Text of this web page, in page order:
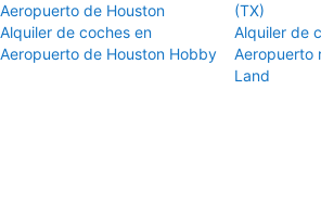
Aeropuerto de Houston
(TX)
Alquiler de coches en
Aeropuerto de Houston Hobby
Alquiler de
Aeropuerto
Land